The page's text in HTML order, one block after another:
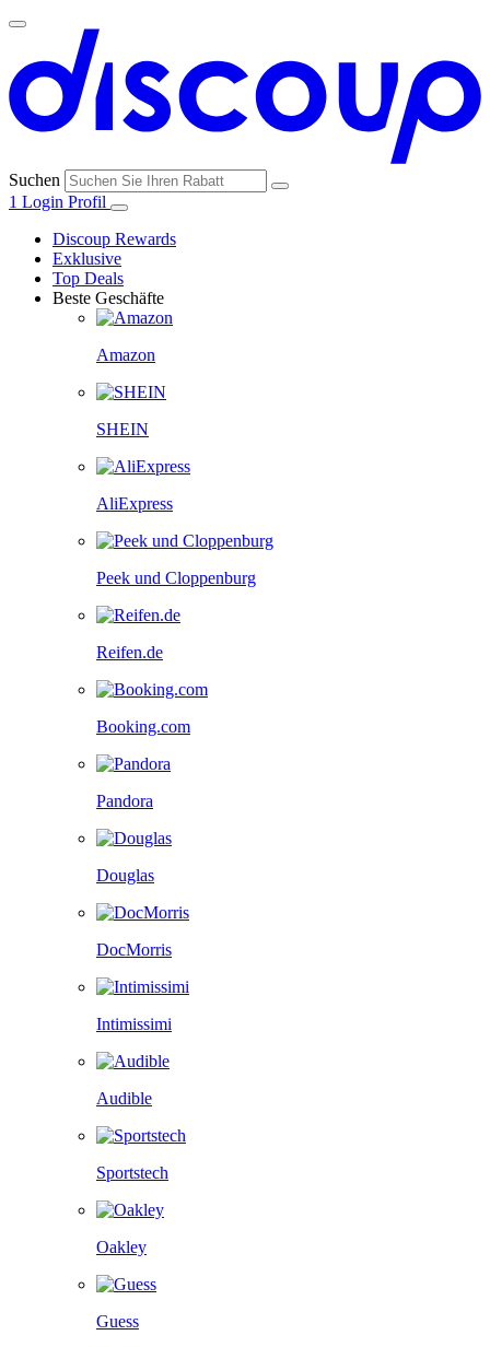
Suchen
1 Login Profil
Discoup Rewards
Exklusive
Top Deals
Beste Geschäfte
Amazon
SHEIN
AliExpress
Peek und Cloppenburg
Reifen.de
Booking.com
Pandora
Douglas
DocMorris
Intimissimi
Audible
Sportstech
Oakley
Guess